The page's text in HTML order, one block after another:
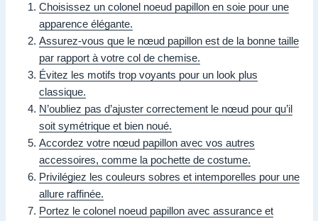
Choisissez un colonel noeud papillon en soie pour une
apparence élégante.
Assurez-vous que le nœud papillon est de la bonne taille
par rapport à votre col de chemise.
Évitez les motifs trop voyants pour un look plus
classique.
N’oubliez pas d’ajuster correctement le nœud pour qu’il
soit symétrique et bien noué.
Accordez votre nœud papillon avec vos autres
accessoires, comme la pochette de costume.
Privilégiez les couleurs sobres et intemporelles pour une
allure raffinée.
Portez le colonel noeud papillon avec assurance et